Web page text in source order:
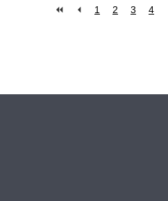
1 2 3 4